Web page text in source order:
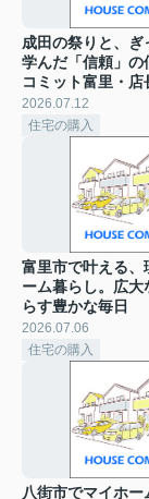
成田の祭りと、ぎ
学んだ「信頼」の
コミット富里・店
2026.07.12
住宅の購入
富里市で叶える、
ーム暮らし。広大
らす豊かな毎日
2026.07.06
住宅の購入
八街市でマイホー